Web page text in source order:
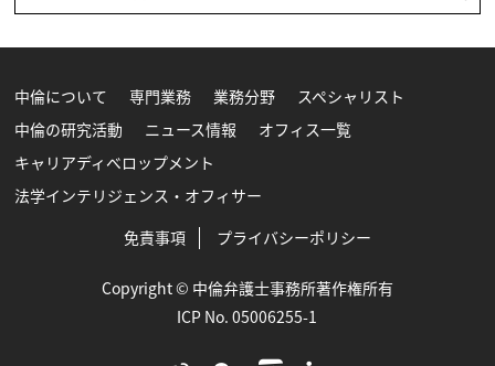
中倫について 専門業務 業務分野 スペシャリスト
中倫の研究活動 ニュース情報 オフィス一覧
キャリアディベロップメント
法学インテリジェンス・オフィサー
免責事項 プライバシーポリシー
Copyright © 中倫弁護士事務所著作権所有
ICP No. 05006255-1